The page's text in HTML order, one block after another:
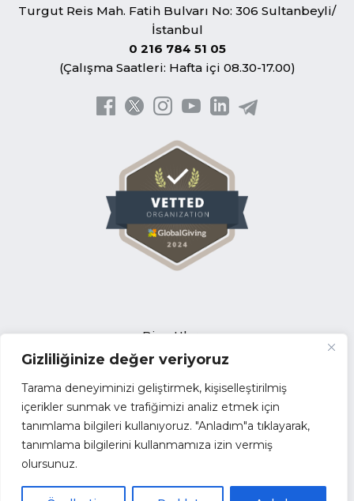
Gizliliğinize değer veriyoruz
Tarama deneyiminizi geliştirmek, kişiselleştirilmiş
içerikler sunmak ve trafiğimizi analiz etmek için
tanımlama bilgileri kullanıyoruz. "Anladım"a tıklayarak,
tanımlama bilgilerini kullanmamıza izin vermiş
olursunuz.
Turgut Reis Mah. Fatih Bulvarı No: 306 Sultanbeyli/
İstanbul
0 216 784 51 05
(Çalışma Saatleri: Hafta içi 08.30-17.00)
Bize Ulaşın
Açık Pozisyonlar
İhale Duyuruları
Tedarikçi Başvuru Formu
Faaliyet Raporları
Kurumsal Kimlik
Paydaşlar ve İş Birliklerimiz